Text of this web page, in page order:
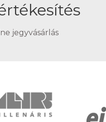
jegyvásárlás